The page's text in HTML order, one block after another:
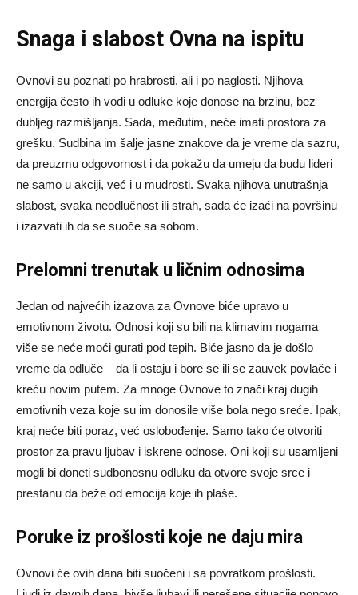
Snaga i slabost Ovna na ispitu
Ovnovi su poznati po hrabrosti, ali i po naglosti. Njihova
energija često ih vodi u odluke koje donose na brzinu, bez
dubljeg razmišljanja. Sada, međutim, neće imati prostora za
grešku. Sudbina im šalje jasne znakove da je vreme da sazru,
da preuzmu odgovornost i da pokažu da umeju da budu lideri
ne samo u akciji, već i u mudrosti. Svaka njihova unutrašnja
slabost, svaka neodlučnost ili strah, sada će izaći na površinu
i izazvati ih da se suoče sa sobom.
Prelomni trenutak u ličnim odnosima
Jedan od najvećih izazova za Ovnove biće upravo u
emotivnom životu. Odnosi koji su bili na klimavim nogama
više se neće moći gurati pod tepih. Biće jasno da je došlo
vreme da odluče – da li ostaju i bore se ili se zauvek povlače i
kreću novim putem. Za mnoge Ovnove to znači kraj dugih
emotivnih veza koje su im donosile više bola nego sreće. Ipak,
kraj neće biti poraz, već oslobođenje. Samo tako će otvoriti
prostor za pravu ljubav i iskrene odnose. Oni koji su usamljeni
mogli bi doneti sudbonosnu odluku da otvore svoje srce i
prestanu da beže od emocija koje ih plaše.
Poruke iz prošlosti koje ne daju mira
Ovnovi će ovih dana biti suočeni i sa povratkom prošlosti.